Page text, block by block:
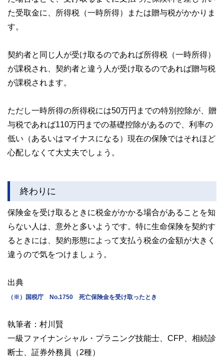
た受取金に、所得税（一時所得）または贈与税がかかりま
す。
契約者と同じ人が受け取るのであれば所得税（一時所得）
が課税され、契約者と違う人が受け取るのであれば贈与税
が課税されます。
ただし一時所得の所得税には50万円までの特別控除が、贈
与税であれば110万円までの基礎控除があるので、利率の
低い（あるいはマイナスになる）現在の保険ではそれほど
心配しなくて大丈夫でしょう。
終わりに
保険金を受け取るときに税金がかかる場合があることを知
らない人は、意外と多いようです。特に生命保険を契約す
るときには、契約形態によって支払う税金の金額が大きく
違うので気をつけましょう。
出典
（※）国税庁 No.1750 死亡保険金を受け取ったとき
執筆者：村川賢
一級ファイナンシャル・プラニング技能士、CFP、相続診
断士、証券外務員（2種）